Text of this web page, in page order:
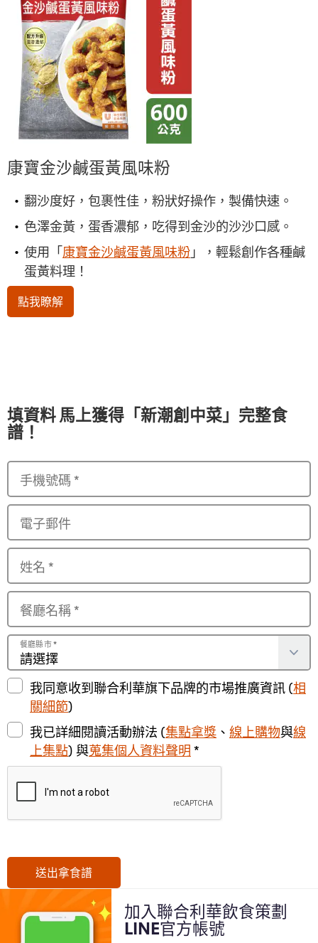
康寶金沙鹹蛋黃風味粉
翻沙度好，包裹性佳，粉狀好操作，製備快速。
色澤金黃，蛋香濃郁，吃得到金沙的沙沙口感。
使用「康寶金沙鹹蛋黃風味粉 」，輕鬆創作各種鹹
蛋黃料理！
點我瞭解
填資料 馬上獲得「新潮創中菜」完整食
譜！
手機號碼 *
電子郵件
姓名 *
餐廳名稱*
餐廳縣市*
我同意收到聯合利華旗下品牌的市場推廣資訊 (相
關細節)
我已詳細閱讀活動辦法 (集點拿獎 、 線上購物與線
上集點) 與蒐集個人資料聲明 *
送出拿食譜
加入聯合利華飲食策劃
LINE官方帳號